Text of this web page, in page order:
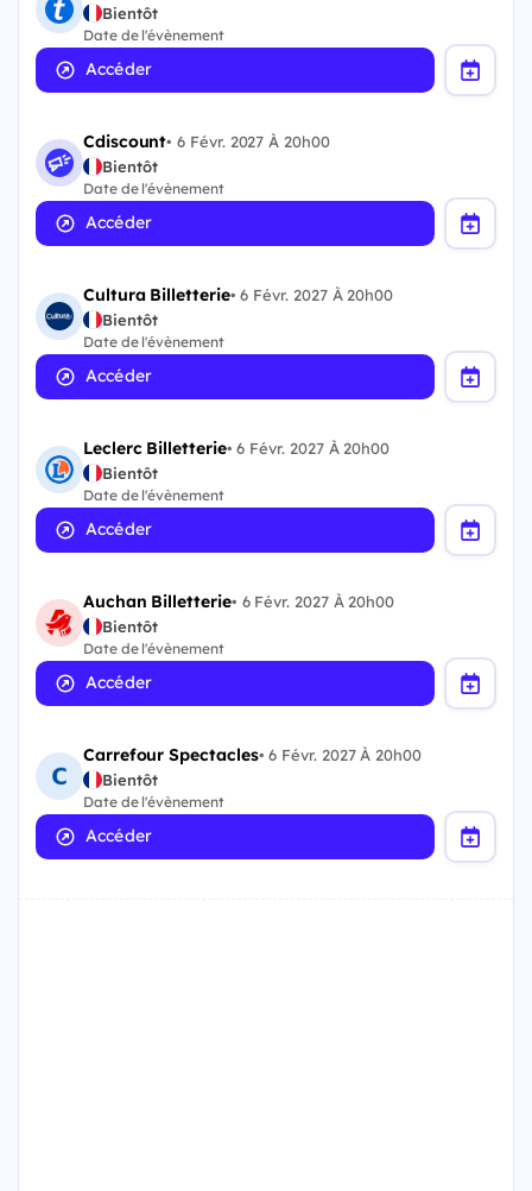
Bientôt
Date de l'évènement
Accéder
Cdiscount•6 Févr. 2027 À 20h00
Bientôt
Date de l'évènement
Accéder
Cultura Billetterie•6 Févr. 2027 À 20h00
Bientôt
Date de l'évènement
Accéder
Leclerc Billetterie•6 Févr. 2027 À 20h00
Bientôt
Date de l'évènement
Accéder
Auchan Billetterie• 6 Févr. 2027 À 20h00
Bientôt
Date de l'évènement
Accéder
Carrefour Spectacles•6 Févr. 2027 À 20h00
Bientôt
Date de l'évènement
Accéder